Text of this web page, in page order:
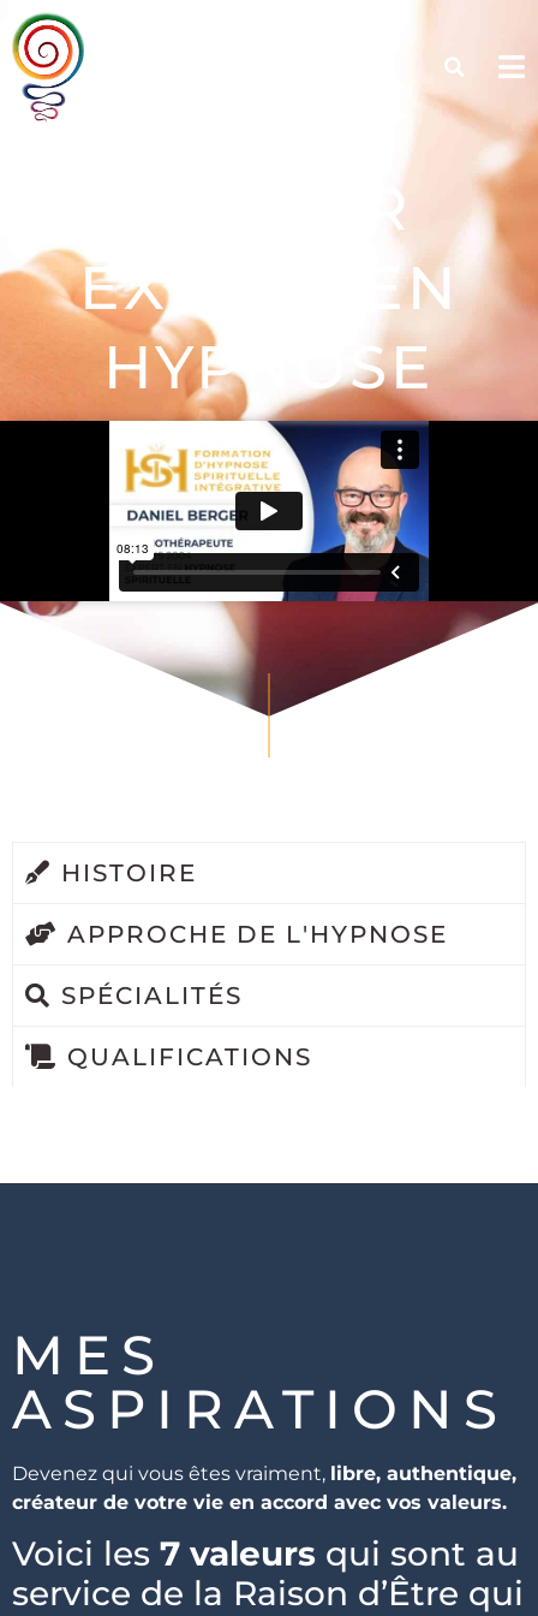
BERGER
EXPERT EN
HYPNOSE
SPIRITUELLE
HISTOIRE
APPROCHE DE L'HYPNOSE
SPÉCIALITÉS
QUALIFICATIONS
MES
ASPIRATIONS
Devenez qui vous êtes vraiment, libre, authentique,
créateur de votre vie en accord avec vos valeurs.
Voici les 7 valeurs qui sont au
service de la Raison d’Être qui